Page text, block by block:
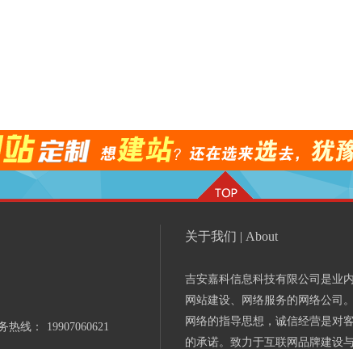
热线 ： 19907060621
关于我们 | About
吉安嘉科信息科技有限公司是业
网站建设、网络服务的网络公司
网络的指导思想，诚信经营是对
的承诺。致力于互联网品牌建设